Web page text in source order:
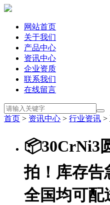
网站首页
关于我们
产品中心
资讯中心
企业资质
联系我们
在线留言
首页 > 资讯中心 > 行业资讯 >
📦30CrNi3
拍！库存告
全国均可配